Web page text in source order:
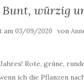
würzig
am 03/09/2020 von
Rote, grüne,
ich die Pflanzen